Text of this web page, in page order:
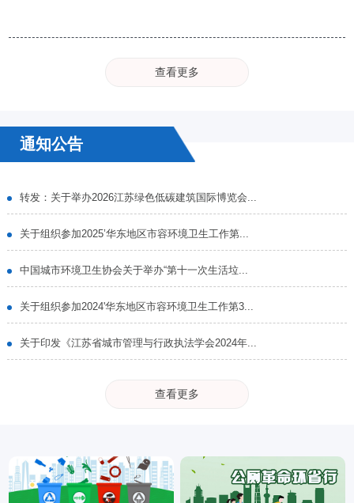
查看更多
通知公告
转发：关于举办2026江苏绿色低碳建筑国际博览会...
关于组织参加2025’华东地区市容环境卫生工作第...
中国城市环境卫生协会关于举办“第十一次生活垃...
关于组织参加2024'华东地区市容环境卫生工作第3...
关于印发《江苏省城市管理与行政执法学会2024年...
查看更多